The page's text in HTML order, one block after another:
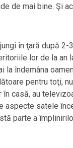
de mai bine. Şi
în ţară după
lor de la
la îndemâna
pentru toţi,
casă, au
aspecte satele
parte a